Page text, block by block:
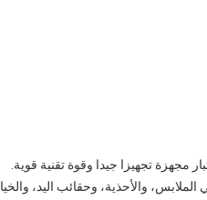
مجهزة تجهيزا جيدا وقوة تقنية قوية.
والأحذية، وحقائب اليد،